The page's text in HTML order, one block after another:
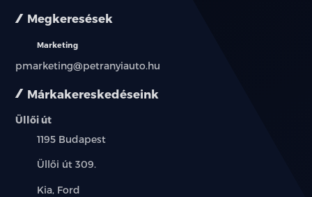
tempomat
tolatókamera
vezetőoldali légzsák
Márkakereskedéseink
Üllői út
Település:
1195 Budapest
Cím:
Üllői út 309.
Márkák:
Kia, Ford
Megkeresések
Marketing
pmarketing@petranyiauto.hu